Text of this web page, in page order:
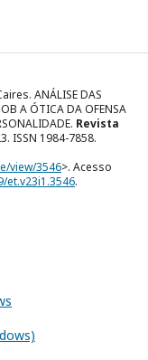
ANÁLISE DAS
A ÓTICA DA OFENSA
Revista
ISSN 1984-7858.
view/3546>. Acesso
et.v23i1.3546.